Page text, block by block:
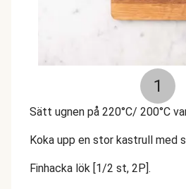
1
Sätt ugnen på 220°C/ 200°C
Koka upp en stor kastrull med
Finhacka lök [1/2 st, 2P].